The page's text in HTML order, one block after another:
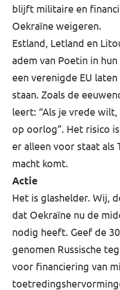
blijft militaire en
Oekraïne weigeren.
Estland, Letland en
adem van Poetin in
een verenigde EU
staan. Zoals de
leert: “Als je vrede
op oorlog”. Het risico
er alleen voor staat als
macht komt.
Actie
Het is glashelder. Wij,
dat Oekraïne nu de
nodig heeft. Geef de
genomen Russische
voor financiering van